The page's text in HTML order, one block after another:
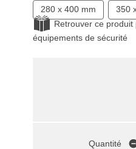
280 x 400 mm
350
Retrouver ce
équipements de sécurité
Quantité